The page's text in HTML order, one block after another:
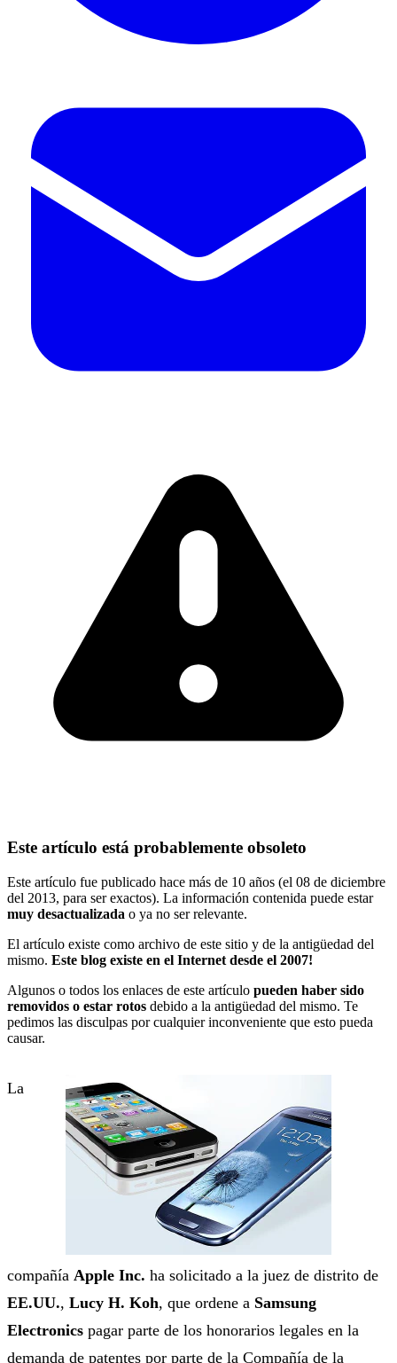
Este artículo está probablemente obsoleto
Este artículo fue publicado hace más de 10 años (el 08 de diciembre
del 2013, para ser exactos). La información contenida puede estar
muy desactualizada o ya no ser relevante.
El artículo existe como archivo de este sitio y de la antigüedad del
mismo. Este blog existe en el Internet desde el 2007!
Algunos o todos los enlaces de este artículo pueden haber sido
removidos o estar rotos debido a la antigüedad del mismo. Te
pedimos las disculpas por cualquier inconveniente que esto pueda
causar.
La
compañía Apple Inc. ha solicitado a la juez de distrito de
EE.UU., Lucy H. Koh, que ordene a Samsung
Electronics pagar parte de los honorarios legales en la
demanda de patentes por parte de la Compañía de la